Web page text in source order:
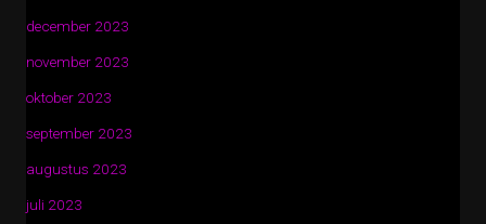
december 2023
november 2023
oktober 2023
september 2023
augustus 2023
juli 2023